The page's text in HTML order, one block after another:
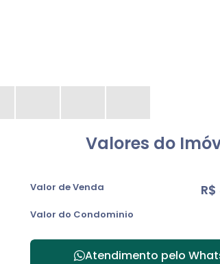
Valores do
R$
Valor de Venda
Valor do Condominio
Atendimento pelo